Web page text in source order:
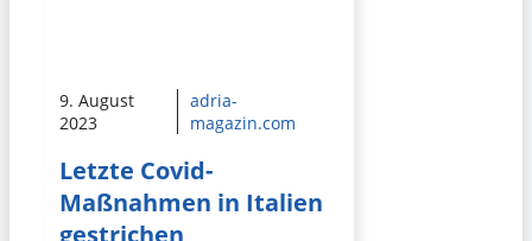
9. August
2023
adria-
magazin.com
Letzte Covid-
Maßnahmen in Italien
gestrichen